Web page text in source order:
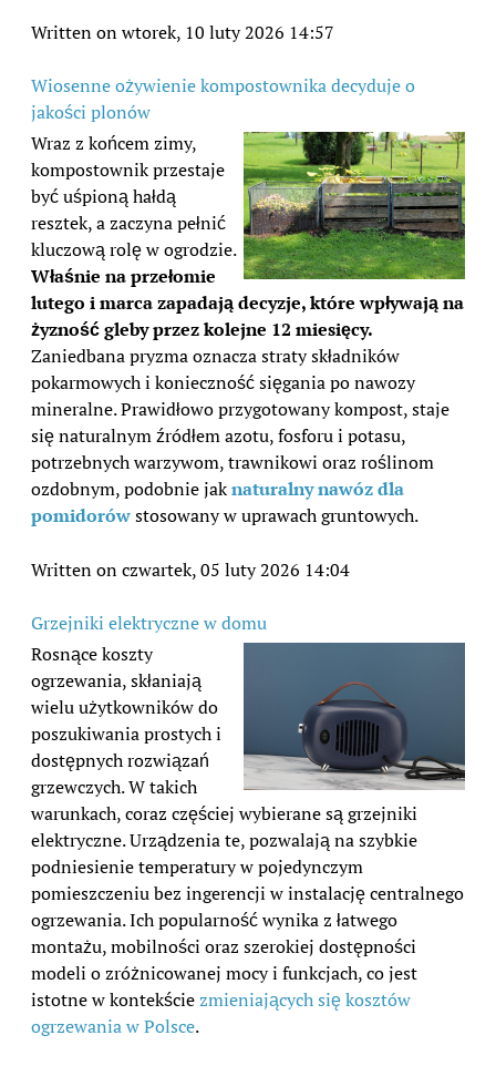
Written on wtorek, 10 luty 2026 14:57
Wiosenne ożywienie kompostownika decyduje o
jakości plonów
Wraz z końcem zimy,
kompostownik przestaje
być uśpioną hałdą
resztek, a zaczyna pełnić
kluczową rolę w ogrodzie.
Właśnie na przełomie
lutego i marca zapadają decyzje, które wpływają na
żyzność gleby przez kolejne 12 miesięcy.
Zaniedbana pryzma oznacza straty składników
pokarmowych i konieczność sięgania po nawozy
mineralne. Prawidłowo przygotowany kompost, staje
się naturalnym źródłem azotu, fosforu i potasu,
potrzebnych warzywom, trawnikowi oraz roślinom
ozdobnym, podobnie jaknaturalny nawóz dla
pomidorówstosowany w uprawach gruntowych.
Written on czwartek, 05 luty 2026 14:04
Grzejniki elektryczne w domu
Rosnące koszty
ogrzewania, skłaniają
wielu użytkowników do
poszukiwania prostych i
dostępnych rozwiązań
grzewczych. W takich
warunkach, coraz częściej wybierane są grzejniki
elektryczne. Urządzenia te, pozwalają na szybkie
podniesienie temperatury w pojedynczym
pomieszczeniu bez ingerencji w instalację centralnego
ogrzewania. Ich popularność wynika z łatwego
montażu, mobilności oraz szerokiej dostępności
modeli o zróżnicowanej mocy i funkcjach, co jest
istotne w kontekściezmieniających się kosztów
ogrzewania w Polsce.